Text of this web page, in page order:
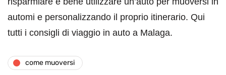
automi e personalizzando il proprio itinerario. Qui
tutti i consigli di viaggio in auto a Malaga.
come muoversi